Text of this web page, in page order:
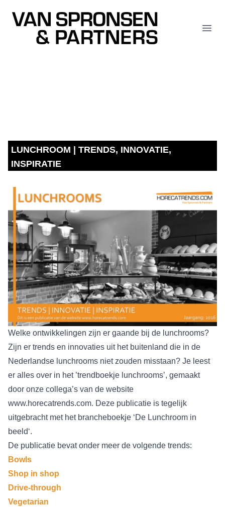
Van Spronsen & Partners
LUNCHROOM | TRENDS, INNOVATIE,
INSPIRATIE
Welke ontwikkelingen zijn er gaande bij de lunchrooms?
Zijn er trends en innovaties uit het buitenland die in de
Nederlandse lunchrooms niet zouden misstaan? Je leest
er alles over in het ’trendboekje lunchrooms’, gemaakt
door onze collega’s van de website
www.horecatrends.com. Deze publicatie is tegelijk
uitgebracht met het brancheboekje ‘De Lunchroom in
beeld‘.
De publicatie bevat onder meer de volgende trends:
Bowls
Shop in shop
Drive-through
Vegetarian